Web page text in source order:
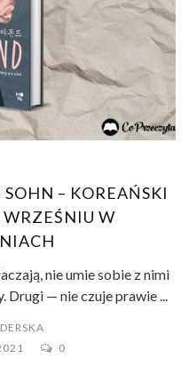
– KOREAŃSKI
WRZEŚNIU W
nie umie sobie z nimi
Drugi — nie czuje prawie ...
0